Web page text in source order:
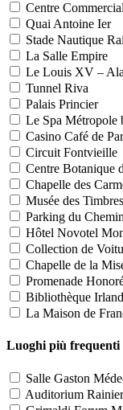
Centre
Quai Antoine Ier
Stade Nautique
La Salle Empire
Le Louis XV –
Tunnel Riva
Palais Princier
Le Spa Métropole
Casino Café de
Circuit Fontvieille
Centre Botanique
Chapelle des
Musée des
Parking du
Hôtel Novotel
Collection de
Chapelle de la
Promenade
Bibliothèque
La Maison de
Luoghi più frequenti
Salle Gaston
Auditorium